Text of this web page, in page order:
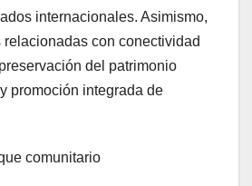
internacionales. Asimismo,
con conectividad
del patrimonio
promoción integrada de
comunitario